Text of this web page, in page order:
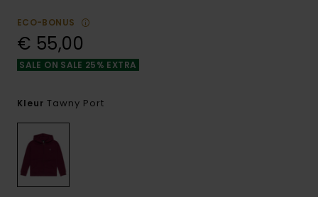
ECO-BONUS
€ 55,00
SALE ON SALE 25% EXTRA
Kleur Tawny Port